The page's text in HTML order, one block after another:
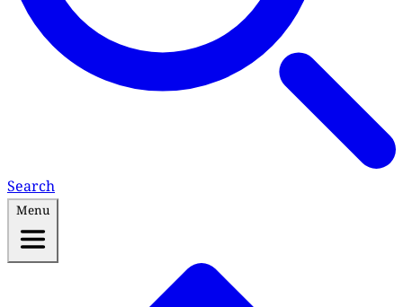
Search
Menu